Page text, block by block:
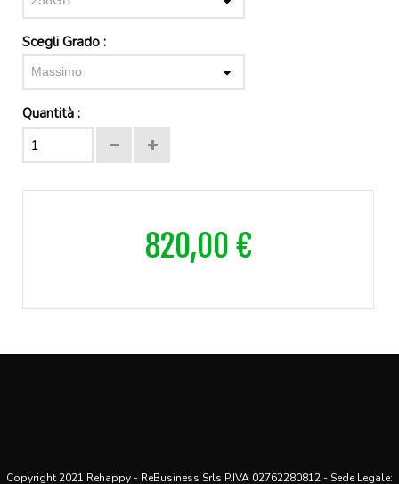
Scegli Grado :
Massimo
Quantità :
820,00 €
Copyright 2021 Rehappy - ReBusiness Srls P.IVA 02762280812 - Sede Legale: